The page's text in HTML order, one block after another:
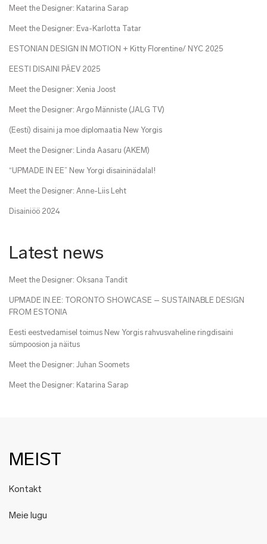
Meet the Designer: Katarina Sarap
Meet the Designer: Eva-Karlotta Tatar
ESTONIAN DESIGN IN MOTION + Kitty Florentine/ NYC 2025
EESTI DISAINI PÄEV 2025
Meet the Designer: Xenia Joost
Meet the Designer: Argo Männiste (JALG TV)
(Eesti) disaini ja moe diplomaatia New Yorgis
Meet the Designer: Linda Aasaru (AKEM)
“UPMADE IN EE” New Yorgi disaininädalal!
Meet the Designer: Anne-Liis Leht
Disainiöö 2024
Latest news
Meet the Designer: Oksana Tandit
UPMADE IN.EE: TORONTO SHOWCASE – SUSTAINABLE DESIGN
FROM ESTONIA
Eesti eestvedamisel toimus New Yorgis rahvusvaheline ringdisaini
sümpoosion ja näitus
Meet the Designer: Juhan Soomets
Meet the Designer: Katarina Sarap
MEIST
Kontakt
Meie lugu